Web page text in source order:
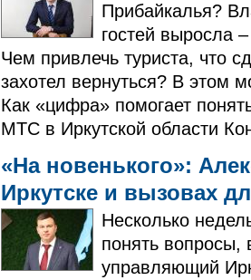
Прибайкалья?
гостей выросла
Чем привлечь туриста, что
захотел вернуться? В этом
Как «цифра» помогает
МТС в Иркутской области
«На новенького»:
Иркутске и вызовах
Несколько
понять
управляющий